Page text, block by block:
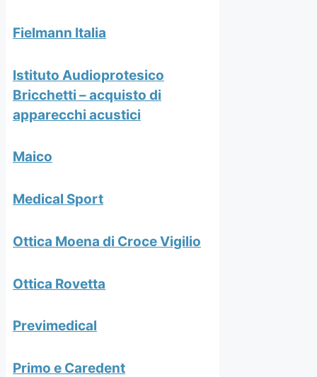
Fielmann Italia
Istituto Audioprotesico
Bricchetti – acquisto di
apparecchi acustici
Maico
Medical Sport
Ottica Moena di Croce Vigilio
Ottica Rovetta
Previmedical
Primo e Caredent